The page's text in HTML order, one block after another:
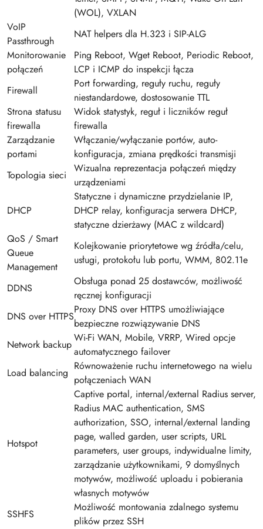
(WOL), VXLAN
VoIP
Passthrough
NAT helpers dla H.323 i SIP-ALG
Monitorowanie
połączeń
Ping Reboot, Wget Reboot, Periodic Reboot,
LCP i ICMP do inspekcji łącza
Firewall
Port forwarding, reguły ruchu, reguły
niestandardowe, dostosowanie TTL
Strona statusu
firewalla
Widok statystyk, reguł i liczników reguł
firewalla
Zarządzanie
portami
Włączanie/wyłączanie portów, auto-
konfiguracja, zmiana prędkości transmisji
Topologia sieci
Wizualna reprezentacja połączeń między
urządzeniami
DHCP
Statyczne i dynamiczne przydzielanie IP,
DHCP relay, konfiguracja serwera DHCP,
statyczne dzierżawy (MAC z wildcard)
QoS / Smart
Queue
Management
Kolejkowanie priorytetowe wg źródła/celu,
usługi, protokołu lub portu, WMM, 802.11e
DDNS
Obsługa ponad 25 dostawców, możliwość
ręcznej konfiguracji
DNS over HTTPS
Proxy DNS over HTTPS umożliwiające
bezpieczne rozwiązywanie DNS
Network backup
Wi-Fi WAN, Mobile, VRRP, Wired opcje
automatycznego failover
Load balancing
Równoważenie ruchu internetowego na wielu
połączeniach WAN
Hotspot
Captive portal, internal/external Radius server,
Radius MAC authentication, SMS
authorization, SSO, internal/external landing
page, walled garden, user scripts, URL
parameters, user groups, indywidualne limity,
zarządzanie użytkownikami, 9 domyślnych
motywów, możliwość uploadu i pobierania
własnych motywów
SSHFS
Możliwość montowania zdalnego systemu
plików przez SSH